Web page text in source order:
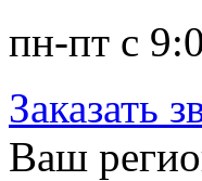
пн-пт с
Заказать
Ваш